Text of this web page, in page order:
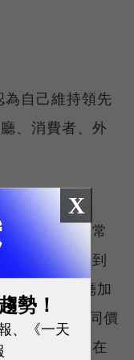
自己維持領先
、消費者、外
各平台的差
如果不是經常
實不會感受到
禁止「餐廳加
送也得是相同價
但官方一直在
X
勢！
、《一天